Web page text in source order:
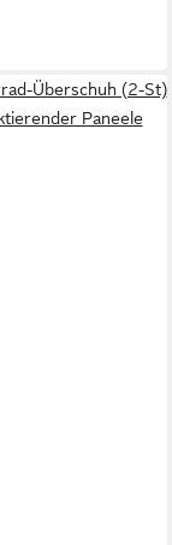
Überschuh (2-St)
Paneele